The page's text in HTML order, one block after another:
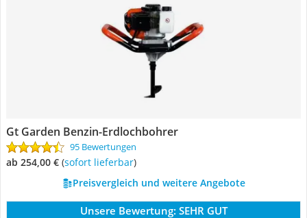
Gt Garden Benzin-Erdlochbohrer
95 Bewertungen
ab 254,00 € ( Sofort lieferbar)
Preisvergleich und weitere Angebote
Unsere Bewertung: SEHR GUT